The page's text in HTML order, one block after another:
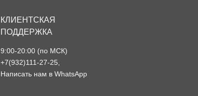
КЛИЕНТСКАЯ
ПОДДЕРЖКА
9:00-20:00 (по МСК)
+7(932)111-27-25
Написать нам в WhatsApp